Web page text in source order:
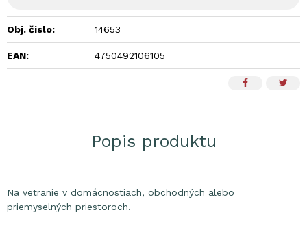
Obj. čislo: 14653
EAN: 4750492106105
Popis produktu
Na vetranie v domácnostiach, obchodných alebo
priemyselných priestoroch.